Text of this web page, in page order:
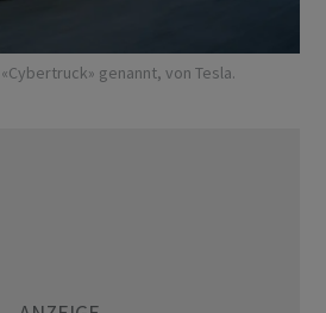
genannt, von Tesla.